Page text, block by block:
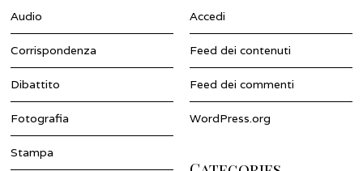
Audio
Corrispondenza
Dibattito
Fotografia
Stampa
Accedi
Feed dei contenuti
Feed dei commenti
WordPress.org